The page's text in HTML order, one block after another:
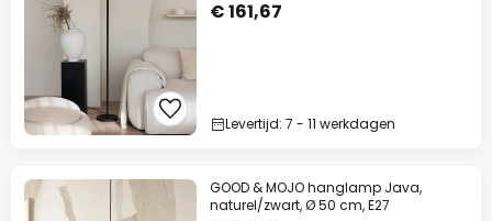
€ 161,67
Levertijd: 7 - 11 werkdagen
GOOD & MOJO hanglamp Java,
naturel/zwart, Ø 50 cm, E27